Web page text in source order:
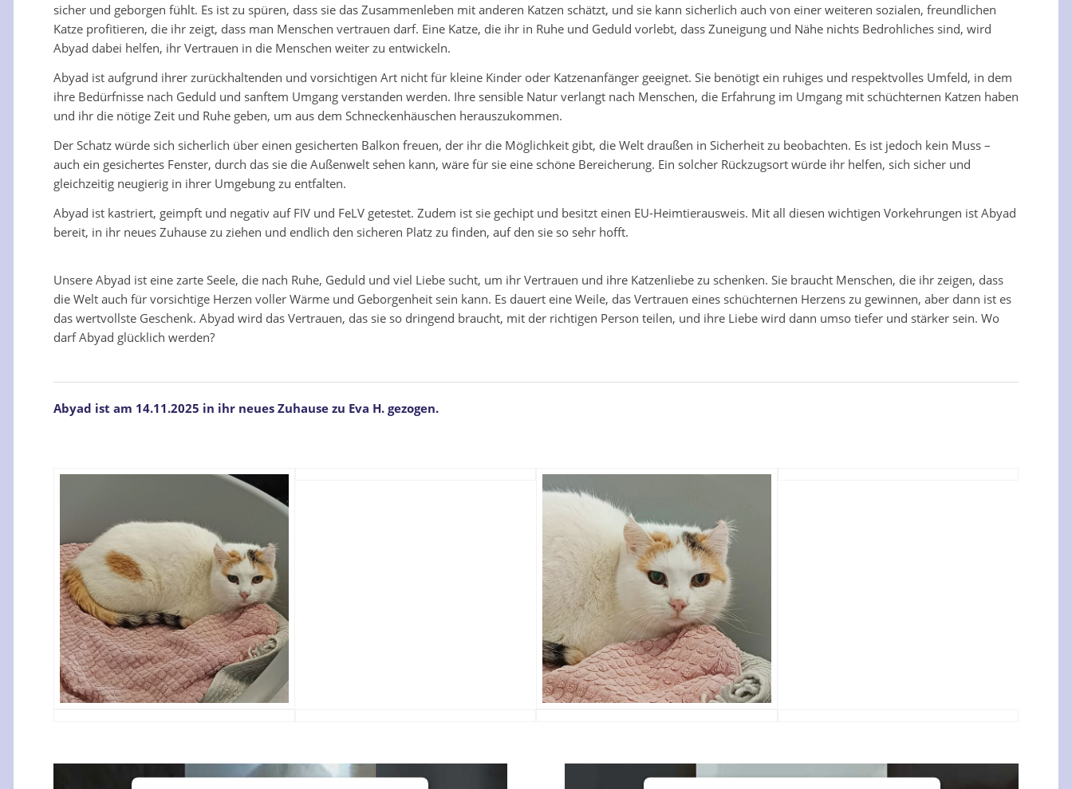
sicher und geborgen fühlt. Es ist zu spüren, dass sie das Zusammenleben mit anderen Katzen schätzt, und sie kann sicherlich auch von einer weiteren sozialen, freundlichen
Katze profitieren, die ihr zeigt, dass man Menschen vertrauen darf. Eine Katze, die ihr in Ruhe und Geduld vorlebt, dass Zuneigung und Nähe nichts Bedrohliches sind, wird
Abyad dabei helfen, ihr Vertrauen in die Menschen weiter zu entwickeln.
Abyad ist aufgrund ihrer zurückhaltenden und vorsichtigen Art nicht für kleine Kinder oder Katzenanfänger geeignet. Sie benötigt ein ruhiges und respektvolles Umfeld, in dem
ihre Bedürfnisse nach Geduld und sanftem Umgang verstanden werden. Ihre sensible Natur verlangt nach Menschen, die Erfahrung im Umgang mit schüchternen Katzen haben
und ihr die nötige Zeit und Ruhe geben, um aus dem Schneckenhäuschen herauszukommen.
Der Schatz würde sich sicherlich über einen gesicherten Balkon freuen, der ihr die Möglichkeit gibt, die Welt draußen in Sicherheit zu beobachten. Es ist jedoch kein Muss –
auch ein gesichertes Fenster, durch das sie die Außenwelt sehen kann, wäre für sie eine schöne Bereicherung. Ein solcher Rückzugsort würde ihr helfen, sich sicher und
gleichzeitig neugierig in ihrer Umgebung zu entfalten.
Abyad ist kastriert, geimpft und negativ auf FIV und FeLV getestet. Zudem ist sie gechipt und besitzt einen EU-Heimtierausweis. Mit all diesen wichtigen Vorkehrungen ist Abyad
bereit, in ihr neues Zuhause zu ziehen und endlich den sicheren Platz zu finden, auf den sie so sehr hofft.
Unsere Abyad ist eine zarte Seele, die nach Ruhe, Geduld und viel Liebe sucht, um ihr Vertrauen und ihre Katzenliebe zu schenken. Sie braucht Menschen, die ihr zeigen, dass
die Welt auch für vorsichtige Herzen voller Wärme und Geborgenheit sein kann. Es dauert eine Weile, das Vertrauen eines schüchternen Herzens zu gewinnen, aber dann ist es
das wertvollste Geschenk. Abyad wird das Vertrauen, das sie so dringend braucht, mit der richtigen Person teilen, und ihre Liebe wird dann umso tiefer und stärker sein. Wo
darf Abyad glücklich werden?
Abyad ist am 14.11.2025 in ihr neues Zuhause zu Eva H. gezogen.